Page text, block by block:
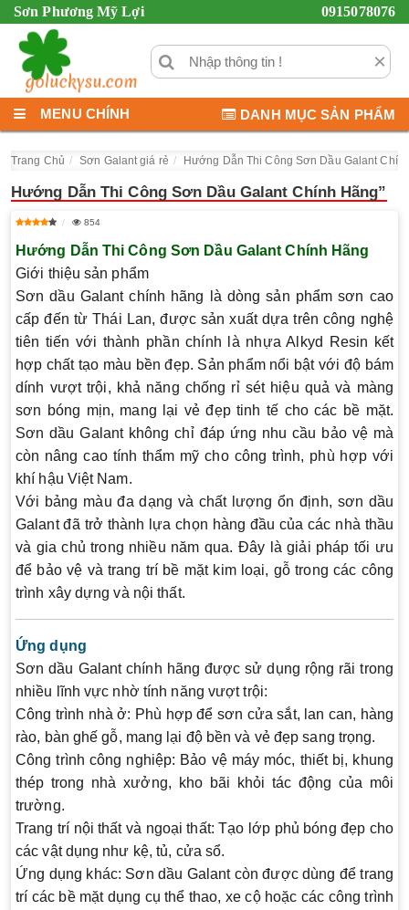
Sơn Phương Mỹ Lợi 0915078076
×
MENU CHÍNH DANH MỤC SẢN PHẨM
Trang Chủ Sơn Galant giá rẻ Hướng Dẫn Thi Công Sơn Dầu Galant
Hướng Dẫn Thi Công Sơn Dầu Galant Chính Hãng”
854
Hướng Dẫn Thi Công Sơn Dầu Galant Chính Hãng
Giới thiệu sản phẩm
Sơn dầu Galant chính hãng là dòng sản phẩm sơn cao
cấp đến từ Thái Lan, được sản xuất dựa trên công nghệ
tiên tiến với thành phần chính là nhựa Alkyd Resin kết
hợp chất tạo màu bền đẹp. Sản phẩm nổi bật với độ bám
dính vượt trội, khả năng chống rỉ sét hiệu quả và màng
sơn bóng mịn, mang lại vẻ đẹp tinh tế cho các bề mặt.
Sơn dầu Galant không chỉ đáp ứng nhu cầu bảo vệ mà
còn nâng cao tính thẩm mỹ cho công trình, phù hợp với
khí hậu Việt Nam.
Với bảng màu đa dạng và chất lượng ổn định, sơn dầu
Galant đã trở thành lựa chọn hàng đầu của các nhà thầu
và gia chủ trong nhiều năm qua. Đây là giải pháp tối ưu
để bảo vệ và trang trí bề mặt kim loại, gỗ trong các công
trình xây dựng và nội thất.
Ứng dụng
Sơn dầu Galant chính hãng được sử dụng rộng rãi trong
nhiều lĩnh vực nhờ tính năng vượt trội:
Công trình nhà ở: Phù hợp để sơn cửa sắt, lan can, hàng
rào, bàn ghế gỗ, mang lại độ bền và vẻ đẹp sang trọng.
Công trình công nghiệp: Bảo vệ máy móc, thiết bị, khung
thép trong nhà xưởng, kho bãi khỏi tác động của môi
trường.
Trang trí nội thất và ngoại thất: Tạo lớp phủ bóng đẹp cho
các vật dụng như kệ, tủ, cửa sổ.
Ứng dụng khác: Sơn dầu Galant còn được dùng để trang
trí các bề mặt dụng cụ thể thao, xe cộ hoặc các công trình